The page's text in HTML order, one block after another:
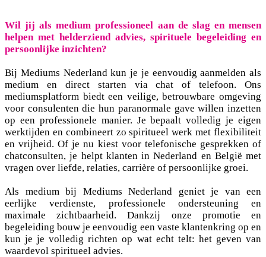
Wil jij als medium professioneel aan de slag en mensen
helpen met helderziend advies, spirituele begeleiding en
persoonlijke inzichten?
Bij Mediums Nederland kun je je eenvoudig aanmelden als
medium en direct starten via chat of telefoon. Ons
mediumsplatform biedt een veilige, betrouwbare omgeving
voor consulenten die hun paranormale gave willen inzetten
op een professionele manier. Je bepaalt volledig je eigen
werktijden en combineert zo spiritueel werk met flexibiliteit
en vrijheid. Of je nu kiest voor telefonische gesprekken of
chatconsulten, je helpt klanten in Nederland en België met
vragen over liefde, relaties, carrière of persoonlijke groei.
Als medium bij Mediums Nederland geniet je van een
eerlijke verdienste, professionele ondersteuning en
maximale zichtbaarheid. Dankzij onze promotie en
begeleiding bouw je eenvoudig een vaste klantenkring op en
kun je je volledig richten op wat echt telt: het geven van
waardevol spiritueel advies.